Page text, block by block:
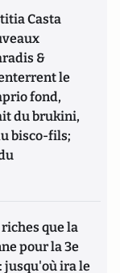
Casta
&
le
fond,
du brukini,
bisco-fils;
que la
pour la 3e
jusqu'où ira le